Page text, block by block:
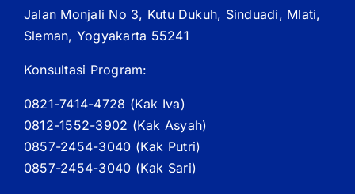
Jalan Monjali No 3, Kutu Dukuh, Sinduadi, Mlati,
Sleman, Yogyakarta 55241
Konsultasi Program:
0821-7414-4728 (Kak Iva)
0812-1552-3902 (Kak Asyah)
0857-2454-3040 (Kak Putri)
0857-2454-3040 (Kak Sari)